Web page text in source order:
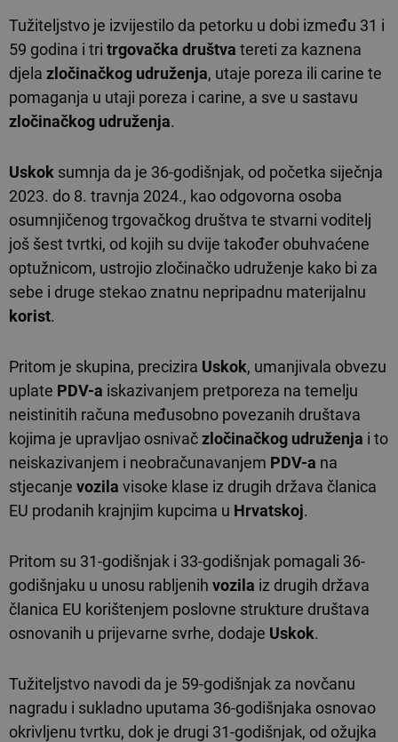
Tužiteljstvo je izvijestilo da petorku u dobi između 31 i
59 godina i tri trgovačka društva tereti za kaznena
djela zločinačkog udruženja, utaje poreza ili carine te
pomaganja u utaji poreza i carine, a sve u sastavu
zločinačkog udruženja.
Uskok sumnja da je 36-godišnjak, od početka siječnja
2023. do 8. travnja 2024., kao odgovorna osoba
osumnjičenog trgovačkog društva te stvarni voditelj
još šest tvrtki, od kojih su dvije također obuhvaćene
optužnicom, ustrojio zločinačko udruženje kako bi za
sebe i druge stekao znatnu nepripadnu materijalnu
korist.
Pritom je skupina, precizira Uskok, umanjivala obvezu
uplate PDV-a iskazivanjem pretporeza na temelju
neistinitih računa međusobno povezanih društava
kojima je upravljao osnivačzločinačkog udruženja i to
neiskazivanjem i neobračunavanjem PDV-a na
stjecanje vozila visoke klase iz drugih država članica
EU prodanih krajnjim kupcima u Hrvatskoj.
Pritom su 31-godišnjak i 33-godišnjak pomagali 36-
godišnjaku u unosu rabljenih vozila iz drugih država
članica EU korištenjem poslovne strukture društava
osnovanih u prijevarne svrhe, dodaje Uskok.
Tužiteljstvo navodi da je 59-godišnjak za novčanu
nagradu i sukladno uputama 36-godišnjaka osnovao
okrivljenu tvrtku, dok je drugi 31-godišnjak, od ožujka